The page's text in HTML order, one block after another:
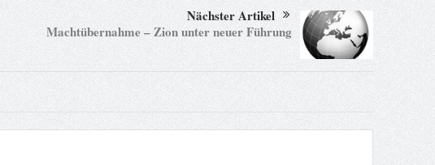
Nächster Artikel
Machtübernahme – Zion unter neuer Führung